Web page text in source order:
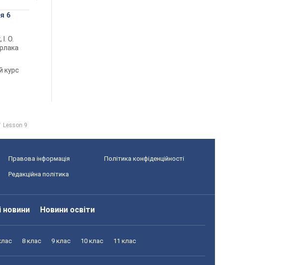
6
І. О.
курс
Lesson 9
Правова інформація Політика конфіденційності
Редакційна політика
новини Новини освіти
8 клас 9 клас 10 клас 11 клас